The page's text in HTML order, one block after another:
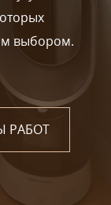
выбором.
РАБОТ